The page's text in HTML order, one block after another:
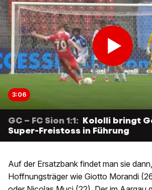
3:06
GC – FC Sion 1:1: Kololli bringt
Super-Freistoss in Führung
Auf der Ersatzbank findet man sie
Hoffnungsträger wie Giotto Morandi